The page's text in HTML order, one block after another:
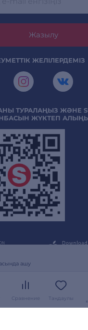
ашу
Сравнение Таңдаулы
Жазылу
ЖЕЛІЛЕРДЕМІЗ
ТУРАЛАҢЫЗ ЖӘНЕ
ЖҮКТЕП